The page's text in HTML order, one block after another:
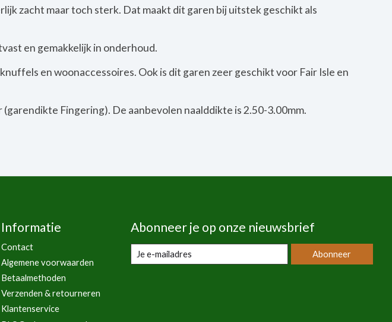
zacht maar toch sterk. Dat maakt dit garen bij uitstek geschikt als
en gemakkelijk in onderhoud.
en woonaccessoires. Ook is dit garen zeer geschikt voor Fair Isle en
Fingering). De aanbevolen naalddikte is 2.50-3.00mm.
Informatie
Contact
Algemene voorwaarden
Betaalmethoden
Verzenden & retourneren
Klantenservice
Abonneer je op onze nieuwsbrief
Abonneer